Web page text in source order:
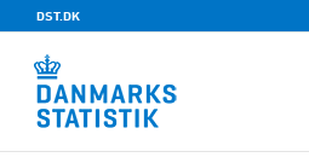
DST.DK